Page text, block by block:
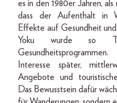
es in den 1980er Jahren,
dass der Aufenthalt in
Effekte auf Gesundheit
Yoku wurde so
Interesse später,
Angebote und
Das Bewusstsein dafür